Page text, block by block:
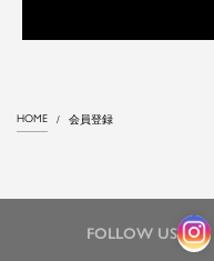
HOME 会員登録
FOLLOW US